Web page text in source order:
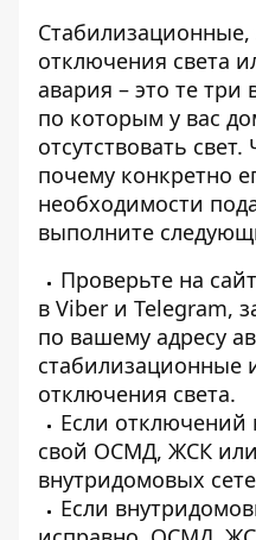
Стабилизационные,
отключения света
авария – это те
по которым у вас
отсутствовать
почему конкретно
необходимости
выполните
Проверьте на
в Viber и Telegram,
по вашему адресу
стабилизационные
отключения света.
Если отключений
свой ОСМД, ЖСК
внутридомовых
Если